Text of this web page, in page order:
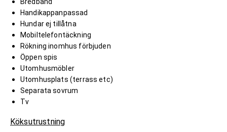
Handikappanpassad
Hundar ej tillåtna
Mobiltelefontäckning
Rökning inomhus förbjuden
Öppen spis
Utomhusmöbler
Utomhusplats (terrass etc)
Separata sovrum
Tv
Köksutrustning